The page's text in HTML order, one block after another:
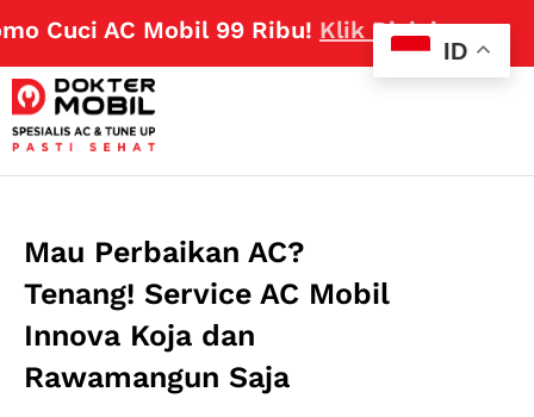
Cuci AC Mobil 99 Ribu!Klik Disini
Mau Perbaikan AC?
Tenang! Service AC Mobil
Innova Koja dan
Rawamangun Saja
ID